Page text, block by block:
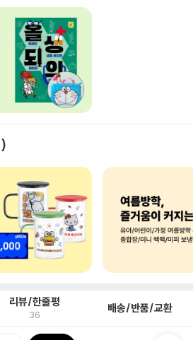
리뷰/한줄평
36 배송/반품/교환